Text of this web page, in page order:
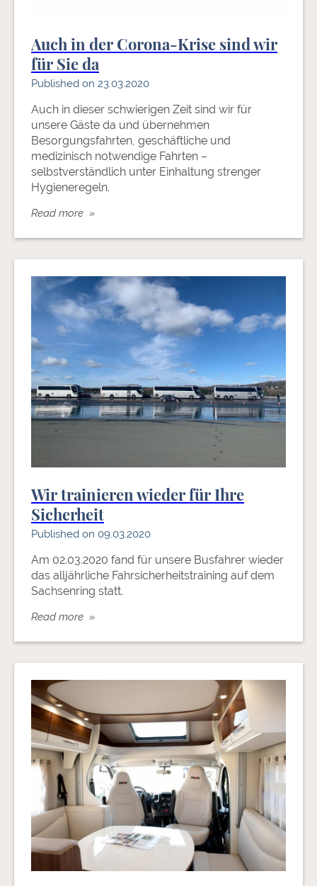
Auch in der Corona-Krise sind wir
für Sie da
Published on 23.03.2020
Auch in dieser schwierigen Zeit sind wir für
unsere Gäste da und übernehmen
Besorgungsfahrten, geschäftliche und
medizinisch notwendige Fahrten –
selbstverständlich unter Einhaltung strenger
Hygieneregeln.
Read more »
Wir trainieren wieder für Ihre
Sicherheit
Published on 09.03.2020
Am 02.03.2020 fand für unsere Busfahrer wieder
das alljährliche Fahrsicherheitstraining auf dem
Sachsenring statt.
Read more »